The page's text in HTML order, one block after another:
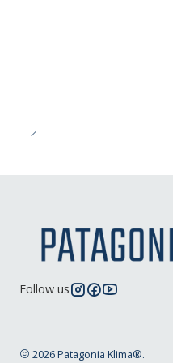
Follow us
2026 Patagonia Klima®.